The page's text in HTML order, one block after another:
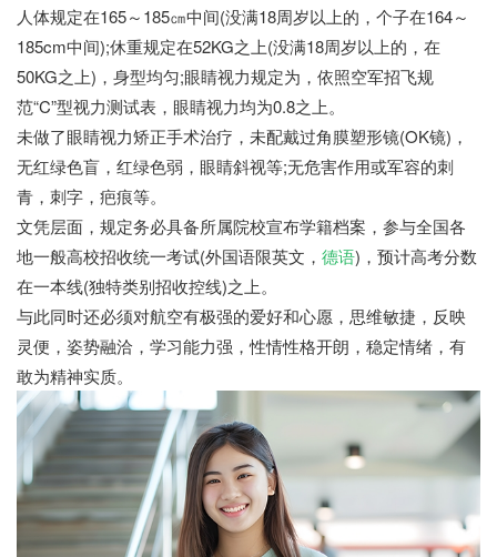
人体规定在165～185㎝中间(没满18周岁以上的，个子在164～
185cm中间);休重规定在52KG之上(没满18周岁以上的，在
50KG之上)，身型均匀;眼睛视力规定为，依照空军招飞规
范“C”型视力测试表，眼睛视力均为0.8之上。
未做了眼睛视力矫正手术治疗，未配戴过角膜塑形镜(OK镜)，
无红绿色盲，红绿色弱，眼睛斜视等;无危害作用或军容的刺
青，刺字，疤痕等。
文凭层面，规定务必具备所属院校宣布学籍档案，参与全国各
地一般高校招收统一考试(外国语限英文， 德语)，预计高考分数
在一本线(独特类别招收控线)之上。
与此同时还必须对航空有极强的爱好和心愿，思维敏捷，反映
灵便，姿势融洽，学习能力强，性情性格开朗，稳定情绪，有
敢为精神实质。